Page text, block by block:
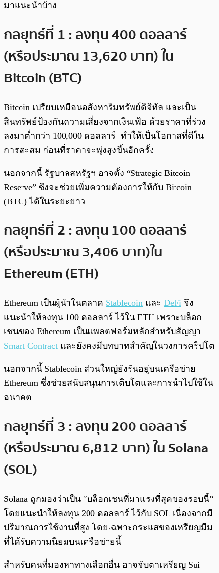
มาแนะนำบ้าง
กลยุทธ์ที่ 1 : ลงทุน 400 ดอลลาร์
(หรือประมาณ 13,620 บาท) ใน
Bitcoin (BTC)
Bitcoin เปรียบเหมือนอสังหาริมทรัพย์ดิจิทัล และเป็น
สินทรัพย์ป้องกันความเสี่ยงจากเงินเฟ้อ ด้วยราคาที่ร่วง
ลงมาต่ำกว่า 100,000 ดอลลาร์ ทำให้เป็นโอกาสที่ดีใน
การสะสม ก่อนที่ราคาจะพุ่งสูงขึ้นอีกครั้ง
นอกจากนี้ รัฐบาลสหรัฐฯ อาจตั้ง “Strategic Bitcoin
Reserve” ซึ่งจะช่วยเพิ่มความต้องการให้กับ Bitcoin
(BTC) ได้ในระยะยาว
กลยุทธ์ที่ 2 : ลงทุน 100 ดอลลาร์
(หรือประมาณ 3,406 บาท)ใน
Ethereum (ETH)
Ethereum เป็นผู้นำในตลาด Stablecoin และ DeFi จึง
แนะนำให้ลงทุน 100 ดอลลาร์ ไว้ใน ETH เพราะบล็อก
เชนของ Ethereum เป็นแพลตฟอร์มหลักสำหรับสัญญา
Smart Contract และยังคงมีบทบาทสำคัญในวงการคริปโต
นอกจากนี้ Stablecoin ส่วนใหญ่ยังรันอยู่บนเครือข่าย
Ethereum ซึ่งช่วยสนับสนุนการเติบโตและการนำไปใช้ใน
อนาคต
กลยุทธ์ที่ 3 : ลงทุน 200 ดอลลาร์
(หรือประมาณ 6,812 บาท) ใน Solana
(SOL)
Solana ถูกมองว่าเป็น “บล็อกเชนที่มาแรงที่สุดของรอบนี้”
โดยแนะนำให้ลงทุน 200 ดอลลาร์ ไว้กับ SOL เนื่องจากมี
ปริมาณการใช้งานที่สูง โดยเฉพาะกระแสของเหรียญมีม
ที่ได้รับความนิยมบนเครือข่ายนี้
สำหรับคนที่มองหาทางเลือกอื่น อาจจับตาเหรียญ Sui